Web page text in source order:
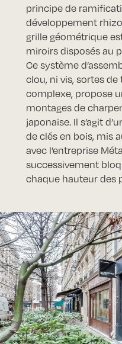
principe de
développement
grille géométrique
miroirs disposés au
Ce système
clou, ni vis, sortes
complexe, propose
montages de
japonaise. Il s’agit
de clés en bois, mis
avec l’entreprise
successivement
chaque hauteur des